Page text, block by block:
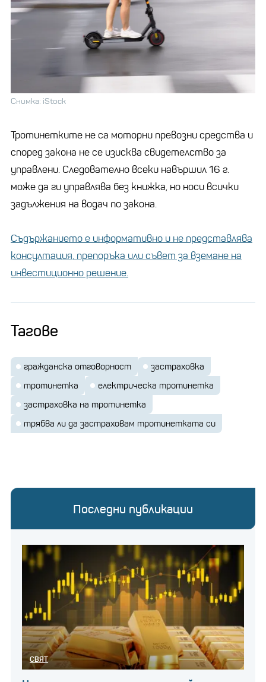
Снимка: iStock
Тротинетките не са моторни превозни средства и
според закона не се изисква свидетелство за
управлени. Следователно всеки навършил 16 г.
може да ги управлява без книжка, но носи всички
задължения на водач по закона.
Съдържанието е информативно и не представлява
консултация, препоръка или съвет за вземане на
инвестиционно решение.
Тагове
гражданска отговорност
застраховка
тротинетка
електрическа тротинетка
застраховка на тротинетка
трябва ли да застраховам тротинетката си
Последни публикации
СВЯТ